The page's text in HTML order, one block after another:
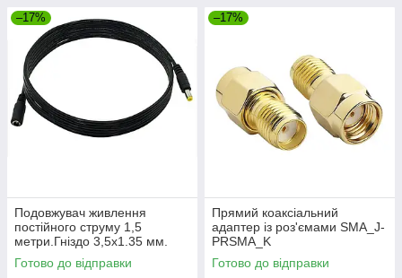
–17%
Подовжувач живлення
постійного струму 1,5
метри.Гніздо 3,5x1.35 мм.
Дріт для камер
відеоспостереження 5В
Готово до відправки
–17%
Прямий коаксіальний
адаптер із роз'ємами SMA_J-
PRSMA_K
Готово до відправки